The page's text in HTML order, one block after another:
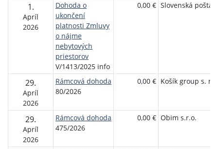
1.
Apríl
2026
Dohoda o
ukončení
platnosti Zmluvy
o nájme
nebytových
priestorov
V/1413/2025 info
0,00 € Slovenská pošta,
29.
Apríl
2026
Rámcová dohoda
80/2026
0,00 € Košík group s. r.
29.
Apríl
2026
Rámcová dohoda
475/2026
0,00 € Obim s.r.o.